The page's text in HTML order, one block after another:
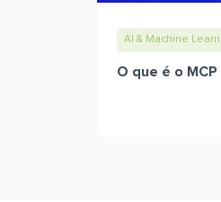
AI & Machine
O que é o